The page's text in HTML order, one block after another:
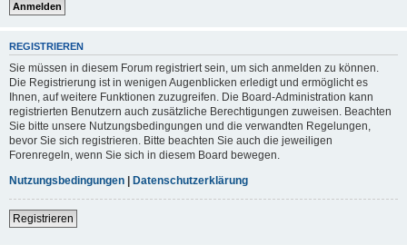
REGISTRIEREN
Sie müssen in diesem Forum registriert sein, um sich anmelden zu können.
Die Registrierung ist in wenigen Augenblicken erledigt und ermöglicht es
Ihnen, auf weitere Funktionen zuzugreifen. Die Board-Administration kann
registrierten Benutzern auch zusätzliche Berechtigungen zuweisen. Beachten
Sie bitte unsere Nutzungsbedingungen und die verwandten Regelungen,
bevor Sie sich registrieren. Bitte beachten Sie auch die jeweiligen
Forenregeln, wenn Sie sich in diesem Board bewegen.
Nutzungsbedingungen | Datenschutzerklärung
Registrieren